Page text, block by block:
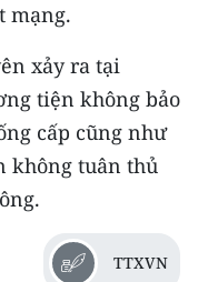
mạng.
xảy ra tại
tiện không bảo
cấp cũng như
không tuân thủ
TTXVN